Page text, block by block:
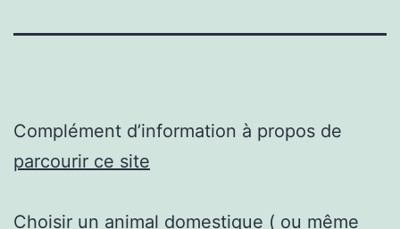
Complément d’information à propos de
parcourir ce site
Choisir un animal domestique ( ou même